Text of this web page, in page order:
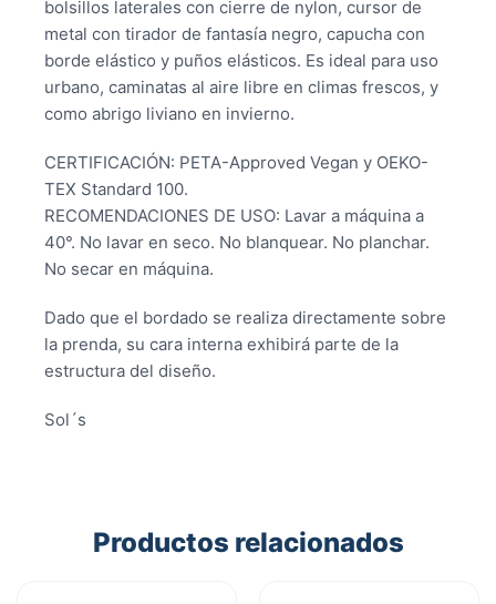
bolsillos laterales con cierre de nylon, cursor de
metal con tirador de fantasía negro, capucha con
borde elástico y puños elásticos. Es ideal para uso
urbano, caminatas al aire libre en climas frescos, y
como abrigo liviano en invierno.
CERTIFICACIÓN: PETA-Approved Vegan y OEKO-
TEX Standard 100.
RECOMENDACIONES DE USO: Lavar a máquina a
40°. No lavar en seco. No blanquear. No planchar.
No secar en máquina.
Dado que el bordado se realiza directamente sobre
la prenda, su cara interna exhibirá parte de la
estructura del diseño.
Sol´s
Productos relacionados